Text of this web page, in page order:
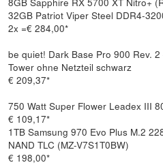
32GB Patriot Viper Steel DDR4-
2x =€ 284,00*
be quiet! Dark Base Pro 900 Rev.
Tower ohne Netzteil schwarz
€ 209,37*
750 Watt Super Flower Leadex III
€ 109,17*
1TB Samsung 970 Evo Plus M.2
NAND TLC (MZ-V7S1T0BW)
€ 198,00*